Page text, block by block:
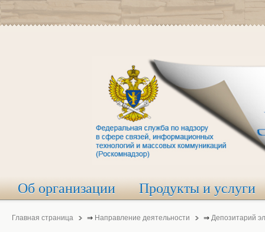
Об организации Продукты и услуги
Главная страница ⇒ Направление деятельности ⇒ Депозитарий